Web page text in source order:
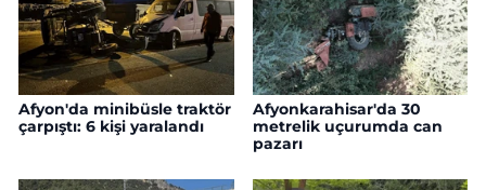
Afyon'da minibüsle traktör
çarpıştı: 6 kişi yaralandı
Afyonkarahisar'da 30
metrelik uçurumda can
pazarı